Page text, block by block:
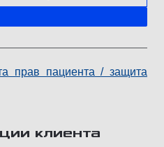
прав пациента / защита
клиента